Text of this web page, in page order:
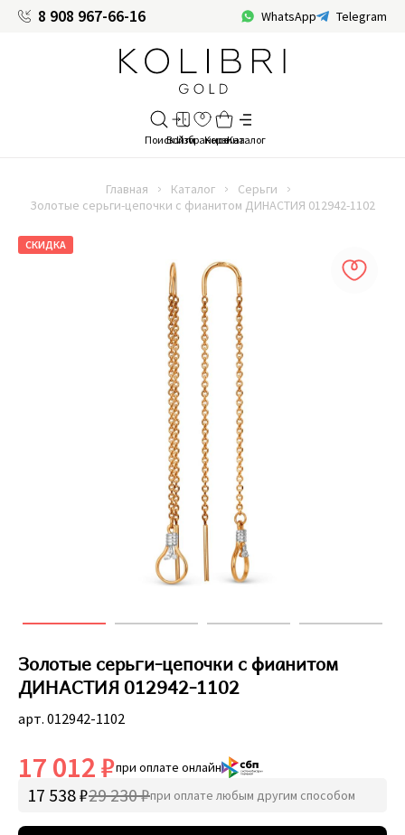
8 908 967-66-16 WhatsApp Telegram
Главная Каталог
Серьги
Золотые серьги-цепочки с фианитом ДИНАСТИЯ 012942-1102
СКИДКА
Золотые серьги-цепочки с фианитом
ДИНАСТИЯ 012942-1102
арт. 012942-1102
17 012 ₽при оплате онлайн
17 538 ₽29 230 ₽при оплате любым другим способом